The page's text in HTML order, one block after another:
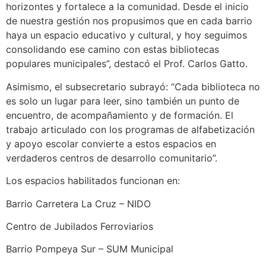
horizontes y fortalece a la comunidad. Desde el inicio
de nuestra gestión nos propusimos que en cada barrio
haya un espacio educativo y cultural, y hoy seguimos
consolidando ese camino con estas bibliotecas
populares municipales”, destacó el Prof. Carlos Gatto.
Asimismo, el subsecretario subrayó: “Cada biblioteca no
es solo un lugar para leer, sino también un punto de
encuentro, de acompañamiento y de formación. El
trabajo articulado con los programas de alfabetización
y apoyo escolar convierte a estos espacios en
verdaderos centros de desarrollo comunitario”.
Los espacios habilitados funcionan en:
Barrio Carretera La Cruz – NIDO
Centro de Jubilados Ferroviarios
Barrio Pompeya Sur – SUM Municipal